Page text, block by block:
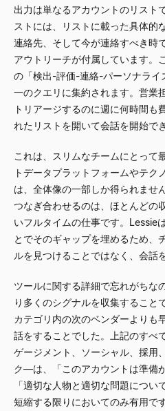
出力は単なるアカウントのリスト
ストには、リストに載った具体的
連絡先、そして今が連絡すべき時
アウトリーチが付属しています。
の「検出-評価-連絡-パーソナライ
一のクエリに集約されます。営業
トリアージするのに週に何時間も
れたリストを開いて会話を開始で
これは、スリムなチームにとって
トデータプラットフォームやテク
は、全体像の一部しか得られませ
つなぎ合わせるのは、ほとんどの
いフルタイムの仕事です。Lessie
とでそのギャップを埋めるため、
ルを見つけることではなく、会話
ツールに関する詳細で忘れがちな
り多くのシグナルを収集すること
カテゴリ内の次のベンダーよりも
話をすることでした。上記のすべ
ゲージメント、ソーシャル、採用
ク—は、「このアカウントは準備
「適切な人物と適切な問題につ
短縮する限りにおいてのみ有用で